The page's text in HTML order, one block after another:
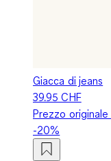
Giacca di jeans
39.95 CHF
Prezzo originale
-20%